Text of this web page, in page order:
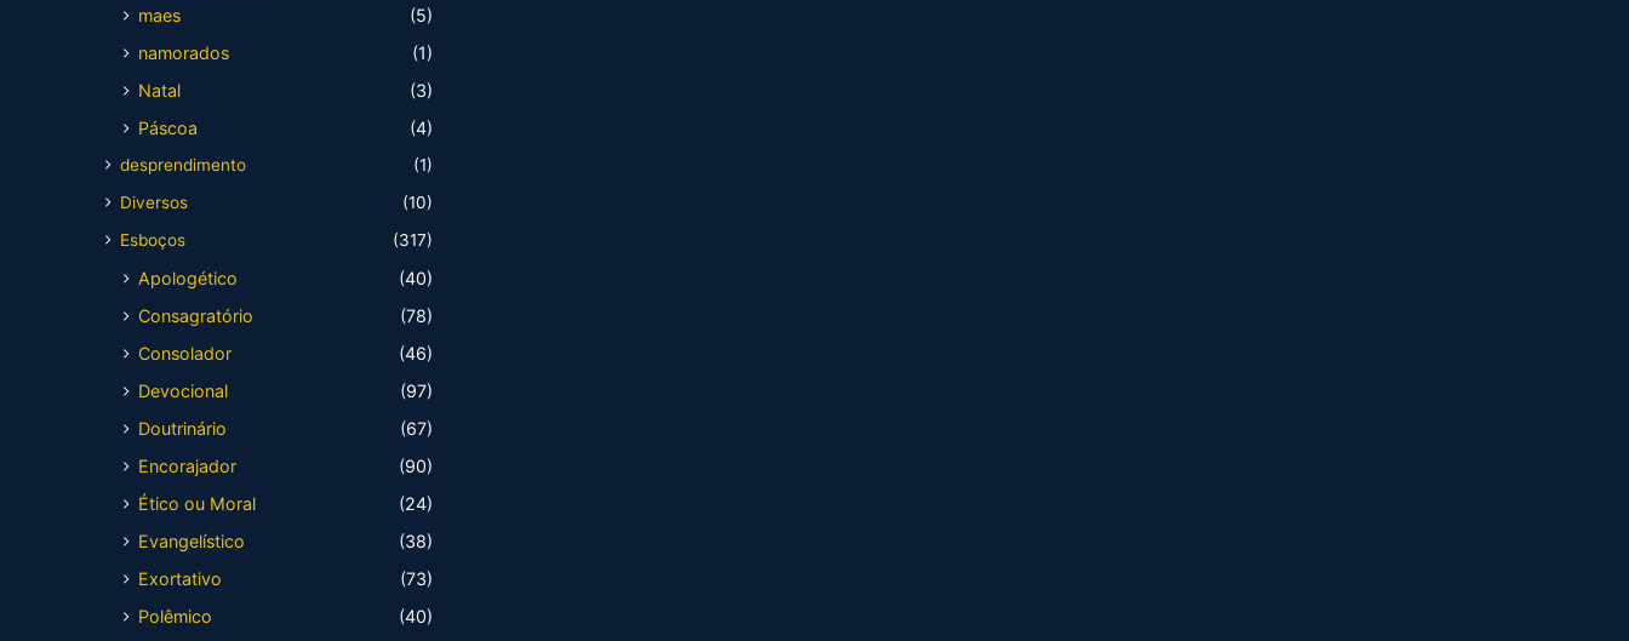
maes
(5)
namorados
(1)
Natal
(3)
Páscoa
(4)
desprendimento
(1)
Diversos
(10)
Esboços
(317)
Apologético
(40)
Consagratório
(78)
Consolador
(46)
Devocional
(97)
Doutrinário
(67)
Encorajador
(90)
Ético ou Moral
(24)
Evangelístico
(38)
Exortativo
(73)
Polêmico
(40)